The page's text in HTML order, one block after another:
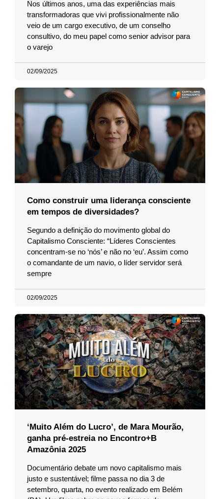
Nos últimos anos, uma das experiências mais
transformadoras que vivi profissionalmente não
veio de um cargo executivo, de um conselho
consultivo, do meu papel como senior advisor para
o varejo
02/09/2025
Como construir uma liderança consciente
em tempos de diversidades?
Segundo a definição do movimento global do
Capitalismo Consciente: “Líderes Conscientes
concentram-se no ‘nós’ e não no ‘eu’. Assim como
o comandante de um navio, o líder servidor será
sempre
02/09/2025
‘Muito Além do Lucro’, de Mara Mourão,
ganha pré-estreia no Encontro+B
Amazônia 2025
Documentário debate um novo capitalismo mais
justo e sustentável; filme passa no dia 3 de
setembro, quarta, no evento realizado em Belém